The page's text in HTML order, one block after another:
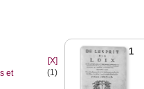
[X]
et
(1)
1